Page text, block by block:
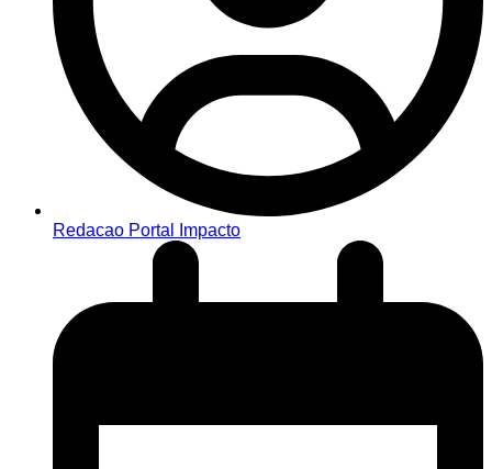
Redacao Portal Impacto